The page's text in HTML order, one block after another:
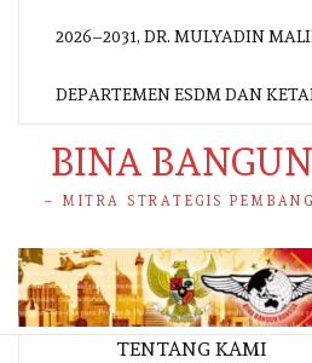
2026–2031, DR. MULYADIN
DEPARTEMEN ESDM DAN
BINA
– MITRA STRATEGIS
TENTANG KAMI